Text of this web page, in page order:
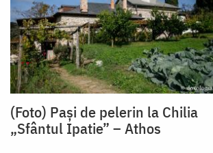
(Foto) Pași de pelerin la Chilia
„Sfântul Ipatie” – Athos